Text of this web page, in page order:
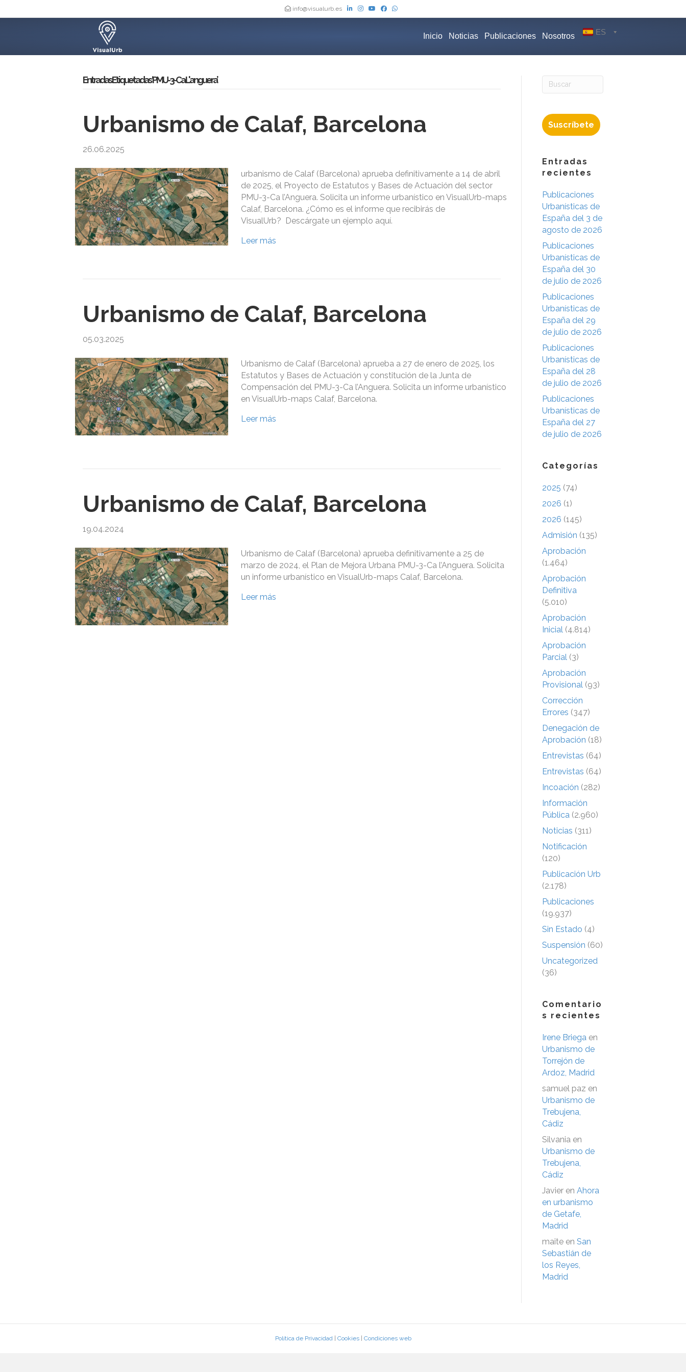
info@visualurb.es
Inicio Noticias Publicaciones Nosotros ES
Entradas Etiquetadas ‘PMU-3-Ca L'anguera’
Urbanismo de Calaf, Barcelona
26.06.2025
urbanismo de Calaf (Barcelona) aprueba definitivamente a 14 de abril
de 2025, el Proyecto de Estatutos y Bases de Actuación del sector
PMU-3-Ca l’Anguera. Solicita un informe urbanístico en VisualUrb-maps
Calaf, Barcelona. ¿Cómo es el informe que recibirás de
VisualUrb? Descárgate un ejemplo aquí.
Leer más
Urbanismo de Calaf, Barcelona
05.03.2025
Urbanismo de Calaf (Barcelona) aprueba a 27 de enero de 2025, los
Estatutos y Bases de Actuación y constitución de la Junta de
Compensación del PMU-3-Ca l’Anguera. Solicita un informe urbanístico
en VisualUrb-maps Calaf, Barcelona.
Leer más
Urbanismo de Calaf, Barcelona
19.04.2024
Urbanismo de Calaf (Barcelona) aprueba definitivamente a 25 de
marzo de 2024, el Plan de Mejora Urbana PMU-3-Ca l’Anguera. Solicita
un informe urbanístico en VisualUrb-maps Calaf, Barcelona.
Leer más
Suscríbete
Entradas
recientes
Publicaciones
Urbanísticas de
España del 3 de
agosto de 2026
Publicaciones
Urbanísticas de
España del 30
de julio de 2026
Publicaciones
Urbanísticas de
España del 29
de julio de 2026
Publicaciones
Urbanísticas de
España del 28
de julio de 2026
Publicaciones
Urbanísticas de
España del 27
de julio de 2026
Categorías
2025 (74)
2026 (1)
2026 (145)
Admisión (135)
Aprobación
(1.464)
Aprobación
Definitiva
(5.010)
Aprobación
Inicial (4.814)
Aprobación
Parcial (3)
Aprobación
Provisional (93)
Corrección
Errores (347)
Denegación de
Aprobación (18)
Entrevistas (64)
Entrevistas (64)
Incoación (282)
Información
Pública (2.960)
Noticias (311)
Notificación
(120)
Publicación Urb
(2.178)
Publicaciones
(19.937)
Sin Estado (4)
Suspensión (60)
Uncategorized
(36)
Comentario
s recientes
Irene Briega en
Urbanismo de
Torrejón de
Ardoz, Madrid
samuel paz en
Urbanismo de
Trebujena,
Cádiz
Silvania en
Urbanismo de
Trebujena,
Cádiz
Javier en Ahora
en urbanismo
de Getafe,
Madrid
maite en San
Sebastián de
los Reyes,
Madrid
Política de Privacidad| Cookies| Condiciones web